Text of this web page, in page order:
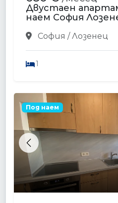
Двустаен
наем София
София / Лозенец
1
Previous
Под наем